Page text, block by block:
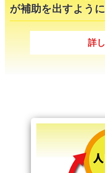
が補助を出すよう
詳